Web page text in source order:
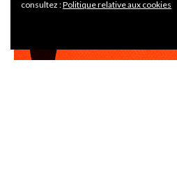
consultez :Politique relative aux cookies